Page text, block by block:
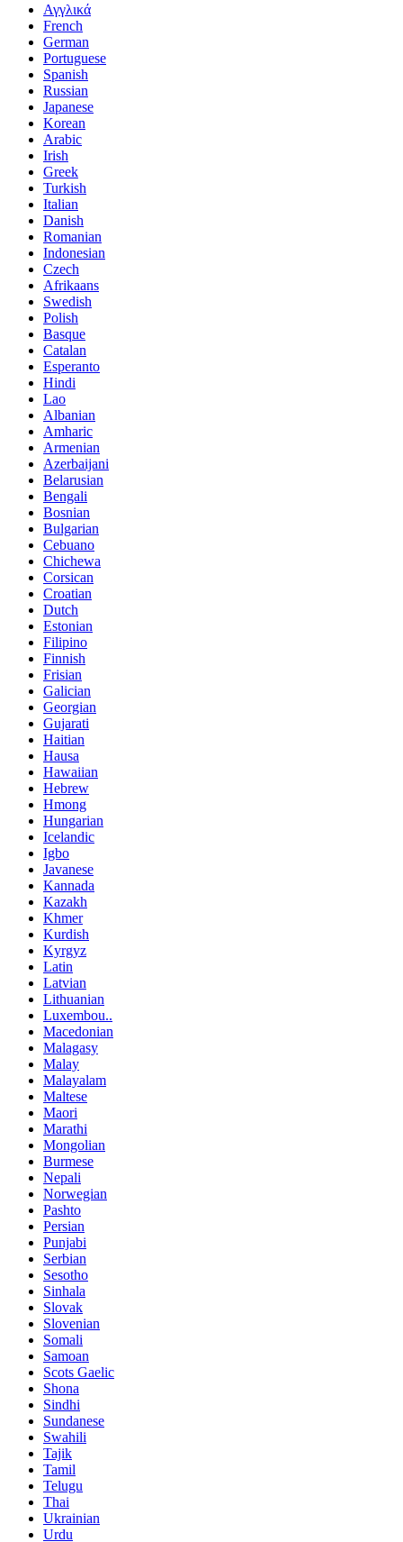
Αγγλικά
French
German
Portuguese
Spanish
Russian
Japanese
Korean
Arabic
Irish
Greek
Turkish
Italian
Danish
Romanian
Indonesian
Czech
Afrikaans
Swedish
Polish
Basque
Catalan
Esperanto
Hindi
Lao
Albanian
Amharic
Armenian
Azerbaijani
Belarusian
Bengali
Bosnian
Bulgarian
Cebuano
Chichewa
Corsican
Croatian
Dutch
Estonian
Filipino
Finnish
Frisian
Galician
Georgian
Gujarati
Haitian
Hausa
Hawaiian
Hebrew
Hmong
Hungarian
Icelandic
Igbo
Javanese
Kannada
Kazakh
Khmer
Kurdish
Kyrgyz
Latin
Latvian
Lithuanian
Luxembou..
Macedonian
Malagasy
Malay
Malayalam
Maltese
Maori
Marathi
Mongolian
Burmese
Nepali
Norwegian
Pashto
Persian
Punjabi
Serbian
Sesotho
Sinhala
Slovak
Slovenian
Somali
Samoan
Scots Gaelic
Shona
Sindhi
Sundanese
Swahili
Tajik
Tamil
Telugu
Thai
Ukrainian
Urdu